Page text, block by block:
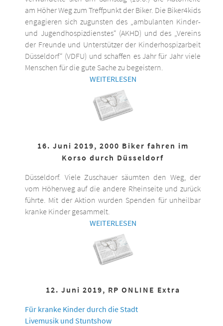
am Höher Weg zum Treffpunkt der Biker. Die Biker4kids
engagieren sich zugunsten des „ambulanten Kinder-
und Jugendhospizdienstes“ (AKHD) und des „Vereins
der Freunde und Unterstützer der Kinderhospizarbeit
Düsseldorf“ (VDFU) und schaffen es Jahr für Jahr viele
Menschen für die gute Sache zu begeistern.
WEITERLESEN
16. Juni 2019, 2000 Biker fahren im
Korso durch Düsseldorf
Düsseldorf. Viele Zuschauer säumten den Weg, der
vom Höherweg auf die andere Rheinseite und zurück
führte. Mit der Aktion wurden Spenden für unheilbar
kranke Kinder gesammelt.
WEITERLESEN
12. Juni 2019, RP ONLINE Extra
Für kranke Kinder durch die Stadt
Livemusik und Stuntshow